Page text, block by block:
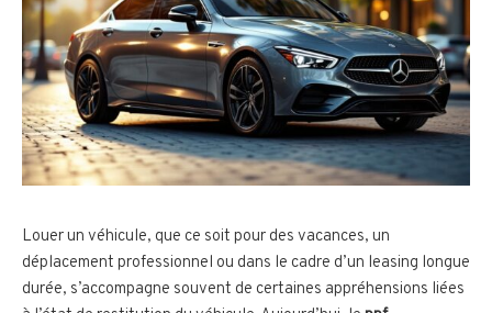
Louer un véhicule, que ce soit pour des vacances, un
déplacement professionnel ou dans le cadre d’un leasing longue
durée, s’accompagne souvent de certaines appréhensions liées